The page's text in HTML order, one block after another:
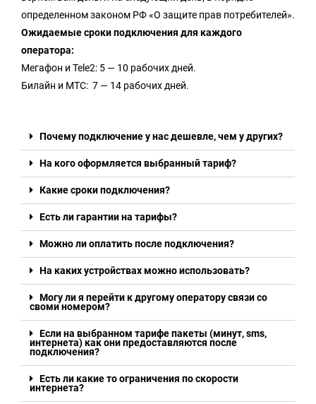
определенном законом РФ «О защите прав потребителей».
Ожидаемые сроки подключения для каждого
оператора:
Мегафон и Tele2: 5 — 10 рабочих дней.
Билайн и МТС: 7 — 14 рабочих дней.
Почему подключение у нас дешевле, чем у других?
На кого оформляется выбранный тариф?
Какие сроки подключения?
Есть ли гарантии на тарифы?
Можно ли оплатить после подключения?
На каких устройствах можно использовать?
Могу ли я перейти к другому оператору связи со
своми номером?
Если на выбранном тарифе пакеты (минут, sms,
интернета) как они предоставляются после
подключения?
Есть ли какие то ограничения по скорости
интернета?